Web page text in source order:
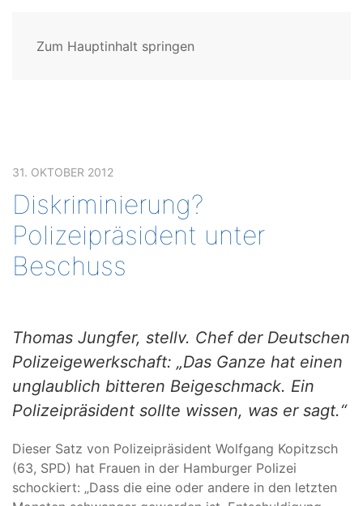
Zum Hauptinhalt springen
31. OKTOBER 2012
Diskriminierung?
Polizeipräsident unter
Beschuss
Thomas Jungfer, stellv. Chef der Deutschen
Polizeigewerkschaft: „Das Ganze hat einen
unglaublich bitteren Beigeschmack. Ein
Polizeipräsident sollte wissen, was er sagt.“
Dieser Satz von Polizeipräsident Wolfgang Kopitzsch
(63, SPD) hat Frauen in der Hamburger Polizei
schockiert: „Dass die eine oder andere in den letzten